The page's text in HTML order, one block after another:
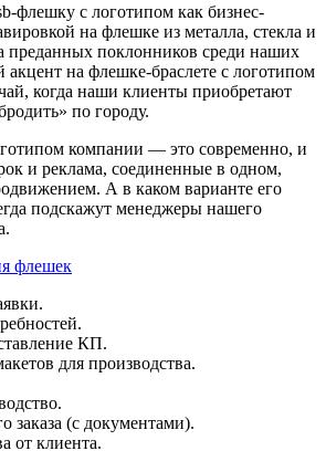
флешку с логотипом как бизнес-
на флешке из металла, стекла и
преданных поклонников среди наших
на флешке-браслете с логотипом
когда наши клиенты приобретают
по городу.
компании — это современно, и
и реклама, соединенные в одном,
А в каком варианте его
подскажут менеджеры нашего
флешек
КП.
для производства.
заказа (с документами).
от клиента.